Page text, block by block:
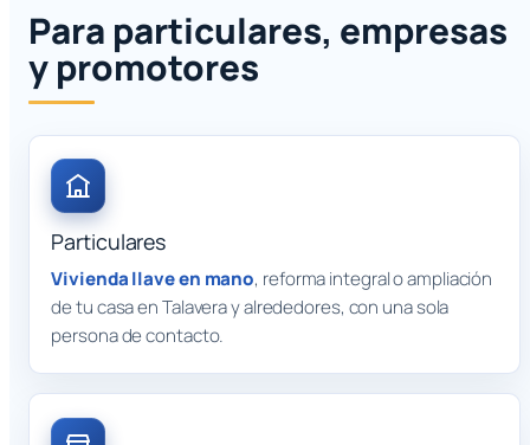
Para particulares, empresas
y promotores
Particulares
Vivienda llave en mano, reforma integral o ampliación
de tu casa en Talavera y alrededores, con una sola
persona de contacto.